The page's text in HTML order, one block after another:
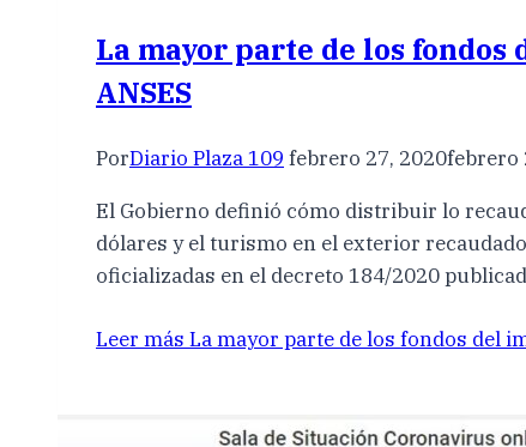
La mayor parte de los
ANSES
PorDiario Plaza 109 febrero 27, 2020febrero
El Gobierno definió cómo distribuir lo
dólares y el turismo en el exterior
oficializadas en el decreto 184/2020
Leer más La mayor parte de los fondos del